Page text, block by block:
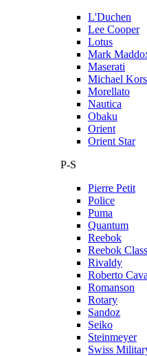
L'Duchen
Lee Cooper
Lotus
Mark
Maserati
Michael Kors
Morellato
Nautica
Obaku
Orient
Orient Star
P-S
Pierre Petit
Police
Puma
Quantum
Reebok
Reebok
Rivaldy
Roberto
Romanson
Rotary
Sandoz
Seiko
Steinmeyer
Swiss